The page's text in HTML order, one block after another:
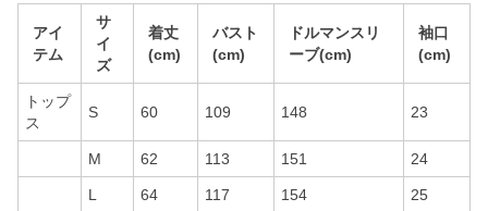
アイ
テム
サ
イ
ズ
着丈
(cm)
バスト
(cm)
ドルマンスリ
ーブ(cm)
袖口
(cm)
トップ
ス
S 60 109 148 23
M 62 113 151 24
L 64 117 154 25